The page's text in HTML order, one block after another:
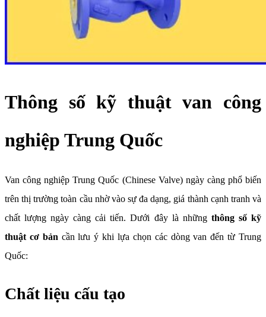
Thông số kỹ thuật van công
nghiệp Trung Quốc
Van công nghiệp Trung Quốc (Chinese Valve) ngày càng phổ biến
trên thị trường toàn cầu nhờ vào sự đa dạng, giá thành cạnh tranh và
chất lượng ngày càng cải tiến. Dưới đây là những thông số kỹ
thuật cơ bản cần lưu ý khi lựa chọn các dòng van đến từ Trung
Quốc:
Chất liệu cấu tạo